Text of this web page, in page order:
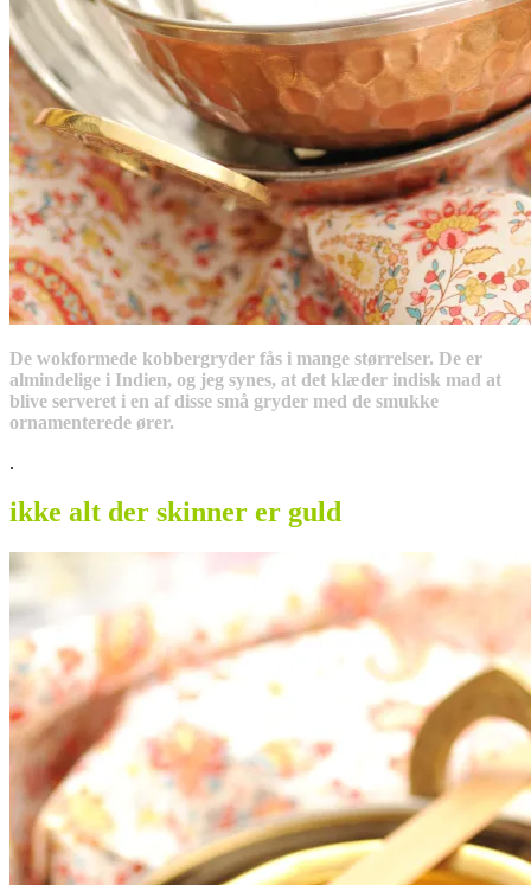
De wokformede kobbergryder fås i mange størrelser. De er
almindelige i Indien, og jeg synes, at det klæder indisk mad at
blive serveret i en af disse små gryder med de smukke
ornamenterede ører.
.
ikke alt der skinner er guld